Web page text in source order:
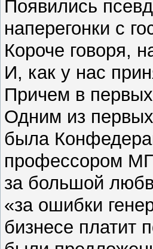
Появились
наперегонки с
Короче говоря,
И, как у нас
Причем в
Одним из
была
профессором
за большой
«за ошибки
бизнесе платит